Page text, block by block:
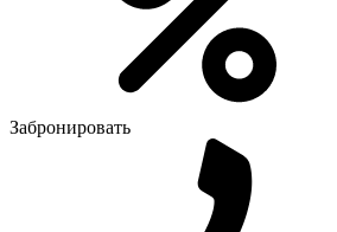
Забронировать